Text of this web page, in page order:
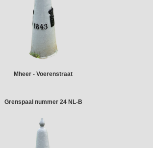
Mheer - Voerenstraat
Grenspaal nummer 24 NL-B